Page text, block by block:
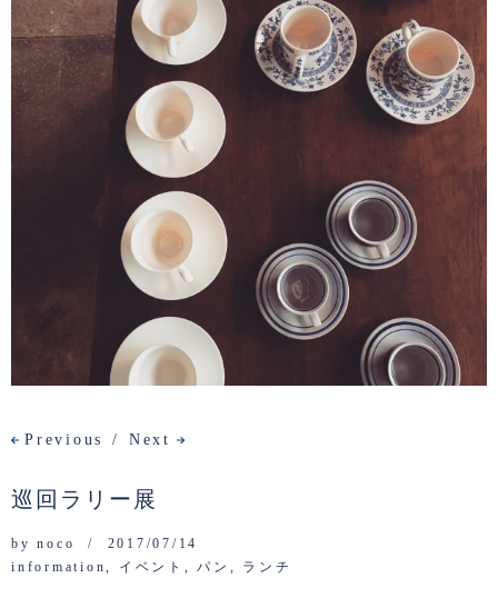
Next
Previous
巡回ラリー展
bynoco
2017/07/14
information, イベント ,パン , ランチ